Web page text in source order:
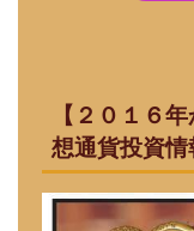
【２０１６
想通貨投資情